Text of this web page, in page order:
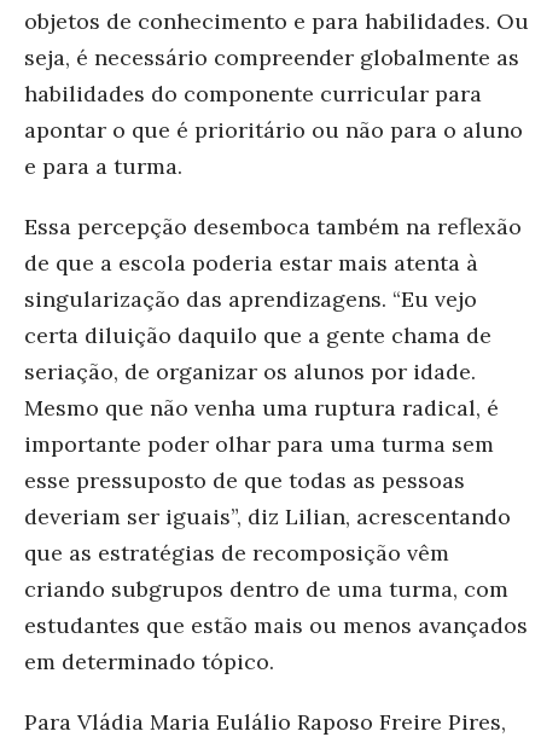
objetos de conhecimento e para habilidades. Ou
seja, é necessário compreender globalmente as
habilidades do componente curricular para
apontar o que é prioritário ou não para o aluno
e para a turma.
Essa percepção desemboca também na reflexão
de que a escola poderia estar mais atenta à
singularização das aprendizagens. “Eu vejo
certa diluição daquilo que a gente chama de
seriação, de organizar os alunos por idade.
Mesmo que não venha uma ruptura radical, é
importante poder olhar para uma turma sem
esse pressuposto de que todas as pessoas
deveriam ser iguais”, diz Lilian, acrescentando
que as estratégias de recomposição vêm
criando subgrupos dentro de uma turma, com
estudantes que estão mais ou menos avançados
em determinado tópico.
Para Vládia Maria Eulálio Raposo Freire Pires,